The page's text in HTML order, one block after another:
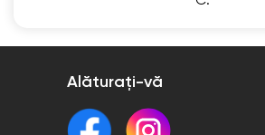
Alăturați-vă